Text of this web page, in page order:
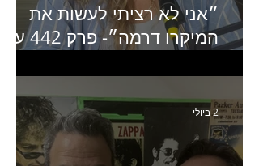
״אני לא רציתי לעשות את
המיקרו דרמה״- פרק 442 עם
של יד2
2 ביולי